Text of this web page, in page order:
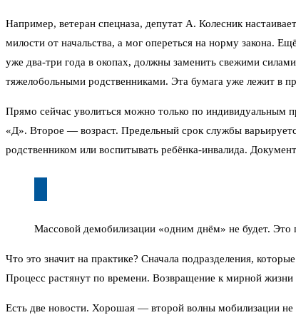
Например, ветеран спецназа, депутат А. Колесник
милости от начальства, а мог опереться на норму закона.
уже два-три года в окопах, должны заменить свежими
тяжелобольными родственниками. Эта бумага уже лежит в
Прямо сейчас уволиться можно только по индивидуальным
«Д». Второе — возраст. Предельный срок службы
родственником или воспитывать ребёнка-инвалида.
Массовой демобилизации «одним днём» не будет. Это
Что это значит на практике? Сначала подразделения,
Процесс растянут по времени. Возвращение к мирной
Есть две новости. Хорошая — второй волны мобилизации не